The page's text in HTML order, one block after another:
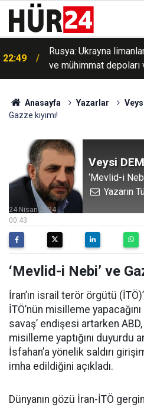
22:34
Umman: Hürmüz
ilerliyor
Anasayfa Yazarlar
Gazze kıyımı!
Veysi
‘Mevlid-i
Yazarın
00:43
24 Nisan 2024
‘Mevlid-i Nebi’ ve
İran’ın israil terör örgütü
İTÖ’nün misilleme
savaş’ endişesi artarken
misilleme yaptığını duyurdu
İsfahan’a yönelik saldırı
imha edildiğini açıkladı.
Dünyanın gözü İran-İTÖ